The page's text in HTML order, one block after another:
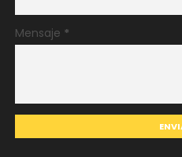
Mensaje *